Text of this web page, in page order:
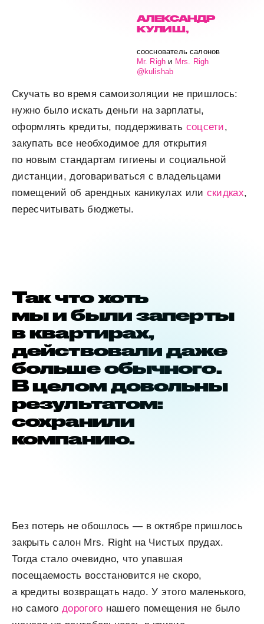
АЛЕКСАНДР
КУЛИШ,
сооснователь салонов
Mr. Righ и Mrs. Righ
@kulishab
Скучать во время самоизоляции не пришлось:
нужно было искать деньги на зарплаты,
оформлять кредиты, поддерживать соцсети,
закупать все необходимое для открытия
по новым стандартам гигиены и социальной
дистанции, договариваться с владельцами
помещений об арендных каникулах или скидках,
пересчитывать бюджеты.
Так что хоть
мы и были заперты
в квартирах,
действовали даже
больше обычного.
В целом довольны
результатом:
сохранили
компанию.
Без потерь не обошлось — в октябре пришлось
закрыть салон Mrs. Right на Чистых прудах.
Тогда стало очевидно, что упавшая
посещаемость восстановится не скоро,
а кредиты возвращать надо. У этого маленького,
но самогодорогого нашего помещения не было